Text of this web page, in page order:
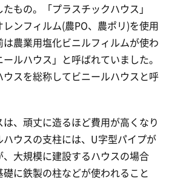
もの。「プラスチックハウス」
ンフィルム(農PO、農ポリ)を使用
農業用塩化ビニルフィルムが使わ
ルハウス」と呼ばれていました。
スを総称してビニールハウスと呼
、頑丈に造るほど費用が高くなり
ハウスの支柱には、U字型パイプが
大規模に建設するハウスの場合
に鉄製の柱などが使われること